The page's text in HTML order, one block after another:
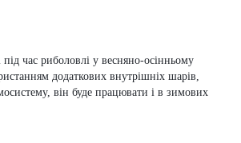
під час риболовлі у весняно-осінньому
додаткових внутрішніх шарів,
він буде працювати і в зимових